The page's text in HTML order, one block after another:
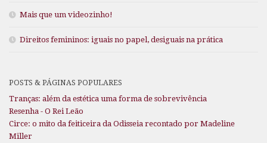
Mais que um videozinho!
Direitos femininos: iguais no papel, desiguais na prática
POSTS & PÁGINAS POPULARES
Tranças: além da estética uma forma de sobrevivência
Resenha - O Rei Leão
Circe: o mito da feiticeira da Odisseia recontado por Madeline
Miller